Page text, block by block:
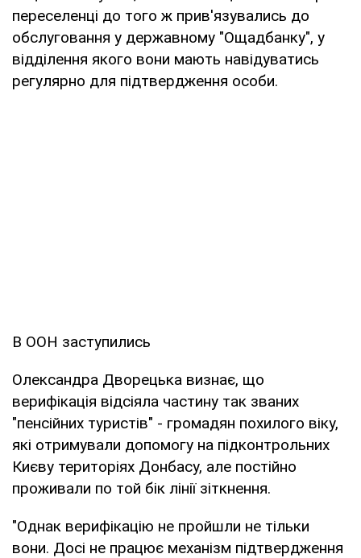
переселенці до того ж прив'язувались до
обслуговання у державному "Ощадбанку", у
відділення якого вони мають навідуватись
регулярно для підтвердження особи.
В ООН заступились
Олександра Дворецька визнає, що
верифікація відсіяла частину так званих
"пенсійних туристів" - громадян похилого віку,
які отримували допомогу на підконтрольних
Києву територіях Донбасу, але постійно
проживали по той бік лінії зіткнення.
"Однак верифікацію не пройшли не тільки
вони. Досі не працює механізм підтвердження